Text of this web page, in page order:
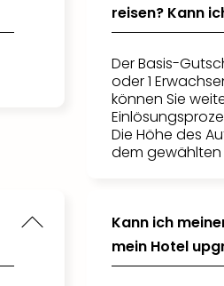
reisen? Kann
Der Basis-
oder 1
können Sie
Die Höhe des
dem
Kann ich
mein Hotel